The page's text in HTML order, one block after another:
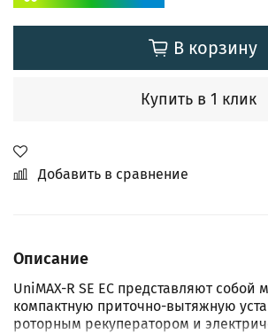
В корзину
Купить в 1 клик
Добавить в сравнение
Описание
UniMAX-R SE EC представляют собой
компактную приточно-вытяжную
роторным рекуператором и